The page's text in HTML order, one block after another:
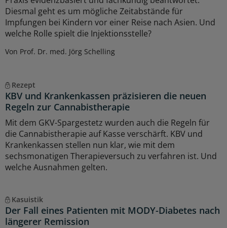
Diesmal geht es um mögliche Zeitabstände für
Impfungen bei Kindern vor einer Reise nach Asien. Und
welche Rolle spielt die Injektionsstelle?
Von Prof. Dr. med. Jörg Schelling
Rezept
KBV und Krankenkassen präzisieren die neuen
Regeln zur Cannabistherapie
Mit dem GKV-Spargestetz wurden auch die Regeln für
die Cannabistherapie auf Kasse verschärft. KBV und
Krankenkassen stellen nun klar, wie mit dem
sechsmonatigen Therapieversuch zu verfahren ist. Und
welche Ausnahmen gelten.
Kasuistik
Der Fall eines Patienten mit MODY-Diabetes nach
längerer Remission